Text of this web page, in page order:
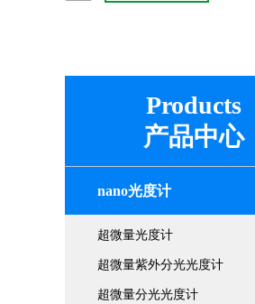
Products
产品中心
nano光度计
超微量光度计
超微量紫外分光光度计
超微量分光光度计